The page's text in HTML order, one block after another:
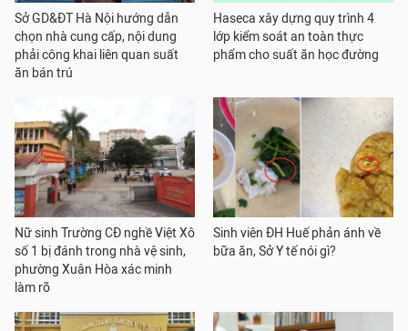
Sở GD&ĐT Hà Nội hướng dẫn
chọn nhà cung cấp, nội dung
phải công khai liên quan suất
ăn bán trú
Haseca xây dựng quy trình 4
lớp kiểm soát an toàn thực
phẩm cho suất ăn học đường
Nữ sinh Trường CĐ nghề Việt Xô
số 1 bị đánh trong nhà vệ sinh,
phường Xuân Hòa xác minh
làm rõ
Sinh viên ĐH Huế phản ánh về
bữa ăn, Sở Y tế nói gì?